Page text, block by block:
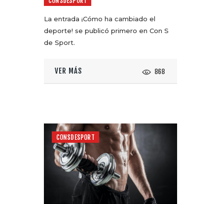
La entrada ¡Cómo ha cambiado el
deporte! se publicó primero en Con S
de Sport.
VER MÁS 868
CONSDESPORT